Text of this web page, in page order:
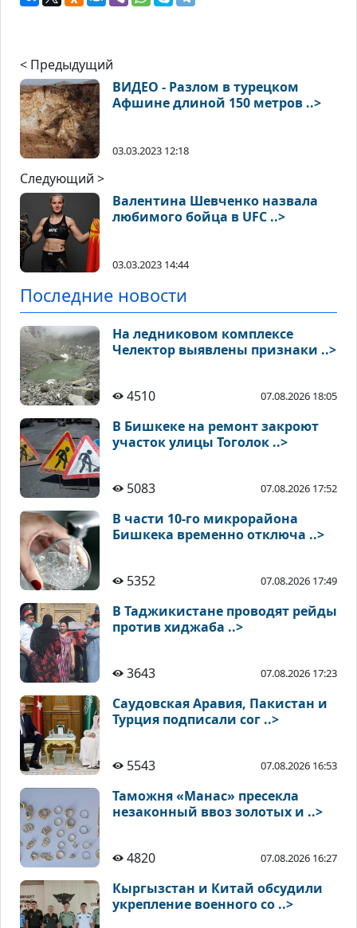
< Предыдущий
ВИДЕО - Разлом в турецком
Афшине длиной 150 метров ..>
03.03.2023 12:18
Следующий >
Валентина Шевченко назвала
любимого бойца в UFC ..>
03.03.2023 14:44
Последние новости
На ледниковом комплексе
Челектор выявлены признаки ..>
4510 07.08.2026 18:05
В Бишкеке на ремонт закроют
участок улицы Тоголок ..>
5083 07.08.2026 17:52
В части 10-го микрорайона
Бишкека временно отключа ..>
5352 07.08.2026 17:49
В Таджикистане проводят рейды
против хиджаба ..>
3643 07.08.2026 17:23
Саудовская Аравия, Пакистан и
Турция подписали сог ..>
5543 07.08.2026 16:53
Таможня «Манас» пресекла
незаконный ввоз золотых и ..>
4820 07.08.2026 16:27
Кыргызстан и Китай обсудили
укрепление военного со ..>